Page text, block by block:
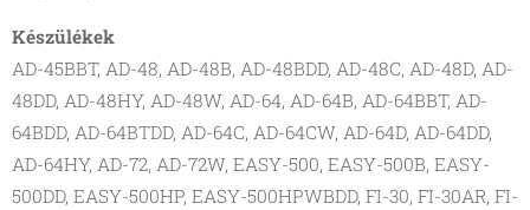
Készülékek
AD-45BBT, AD-48, AD-48B, AD-48BDD, AD-48C, AD-48D, AD-
48DD, AD-48HY, AD-48W, AD-64, AD-64B, AD-64BBT, AD-
64BDD, AD-64BTDD, AD-64C, AD-64CW, AD-64D, AD-64DD,
AD-64HY, AD-72, AD-72W, EASY-500, EASY-500B, EASY-
500DD, EASY-500HP, EASY-500HPWBDD, FI-30, FI-30AR, FI-